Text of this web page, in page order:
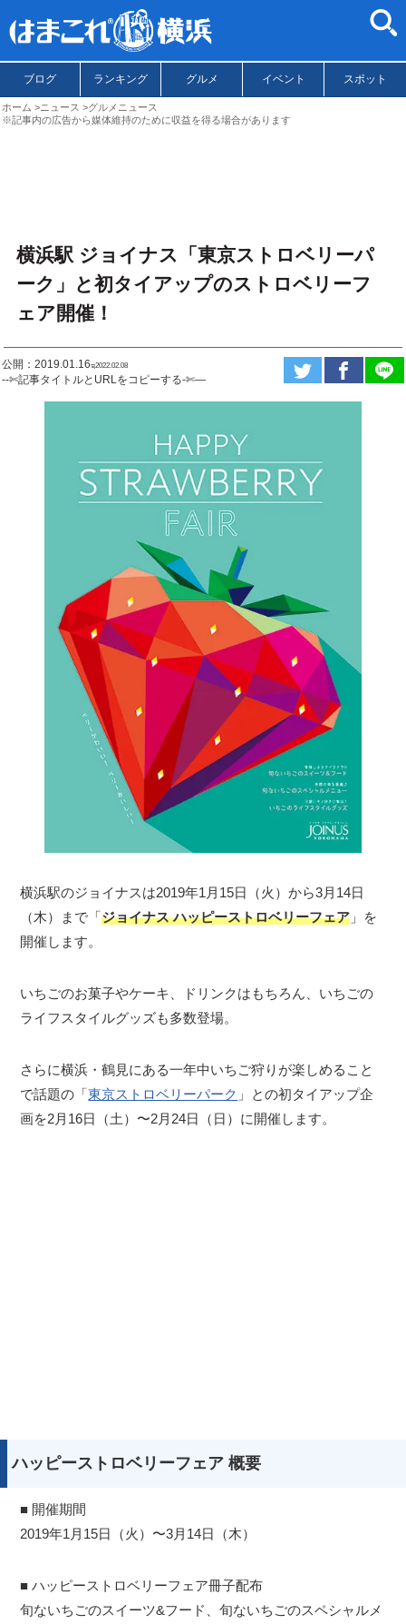
ブログ ランキング グルメ イベント スポット
ホーム ニュース
グルメニュース
※記事内の広告から媒体維持のために収益を得る場合があります
横浜駅 ジョイナス「東京ストロベリーパ
ーク」と初タイアップのストロベリーフ
ェア開催！
公開：2019.01.16ಇ2022.02.08
--✄記事タイトルとURLをコピーする-✄—
横浜駅のジョイナスは2019年1月15日（火）から3月14日
（木）まで「ジョイナス ハッピーストロベリーフェア 」を
開催します。
いちごのお菓子やケーキ、ドリンクはもちろん、いちごの
ライフスタイルグッズも多数登場。
さらに横浜・鶴見にある一年中いちご狩りが楽しめること
で話題の「東京ストロベリーパーク 」との初タイアップ企
画を2月16日（土）〜2月24日（日）に開催します。
ハッピーストロベリーフェア 概要
■ 開催期間
2019年1月15日（火）〜3月14日（木）
■ ハッピーストロベリーフェア冊子配布
旬ないちごのスイーツ&フード、旬ないちごのスペシャルメ